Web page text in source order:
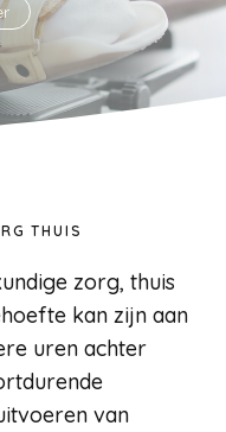
THUIS
zorg, thuis
kan zijn aan
uren achter
van